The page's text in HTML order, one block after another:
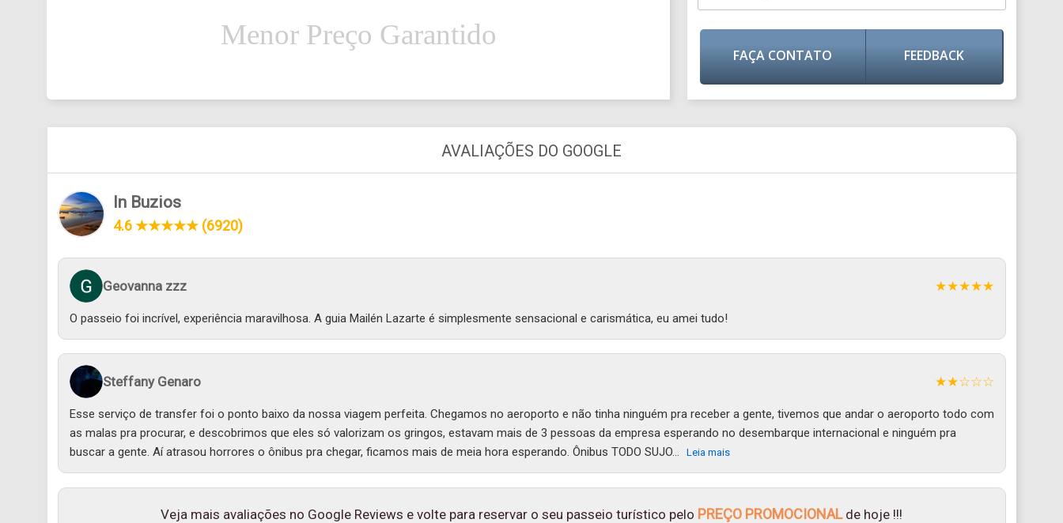
Menor Preço Garantido
FAÇA CONTATO FEEDBACK
AVALIAÇÕES DO GOOGLE
In Buzios
4.6 ★★★★★ (6920)
Geovanna zzz ★★★★★
O passeio foi incrível, experiência maravilhosa. A guia Mailén Lazarte é simplesmente sensacional e carismática, eu amei tudo!
Steffany Genaro ★★☆☆☆
Esse serviço de transfer foi o ponto baixo da nossa viagem perfeita. Chegamos no aeroporto e não tinha ninguém pra receber a gente, tivemos que andar o aeroporto todo com
as malas pra procurar, e descobrimos que eles só valorizam os gringos, estavam mais de 3 pessoas da empresa esperando no desembarque internacional e ninguém pra
buscar a gente. Aí atrasou horrores o ônibus pra chegar, ficamos mais de meia hora esperando. Ônibus TODO SUJO...
Leia mais
Veja mais avaliações no Google Reviews e volte para reservar o seu passeio turístico pelo PREÇO PROMOCIONALde hoje !!!